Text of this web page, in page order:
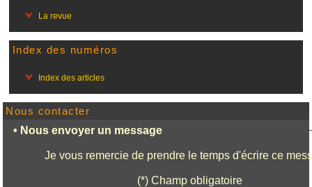
La revue
Index des numéros
Index des articles
Nous contacter
• Nous envoyer un message
Je vous remercie de prendre le temps d'écrire ce
(*) Champ obligatoire